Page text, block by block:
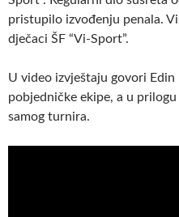
pristupilo izvođenju penala.
dječaci ŠF “Vi-Sport”.
U video izvještaju govori
pobjedničke ekipe, a u
samog turnira.